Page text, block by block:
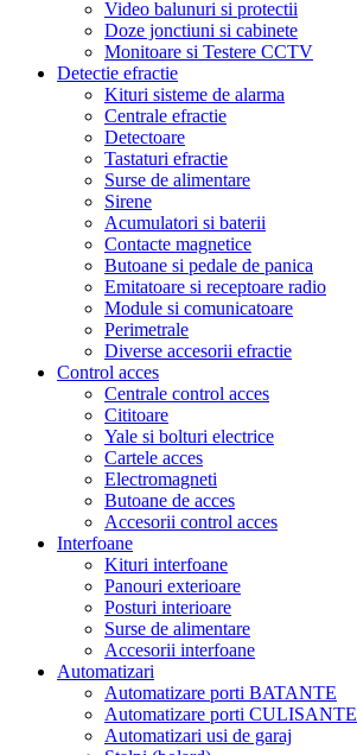
Video balunuri si protectii
Doze jonctiuni si cabinete
Monitoare si Testere CCTV
Detectie efractie
Kituri sisteme de alarma
Centrale efractie
Detectoare
Tastaturi efractie
Surse de alimentare
Sirene
Acumulatori si baterii
Contacte magnetice
Butoane si pedale de panica
Emitatoare si receptoare radio
Module si comunicatoare
Perimetrale
Diverse accesorii efractie
Control acces
Centrale control acces
Cititoare
Yale si bolturi electrice
Cartele acces
Electromagneti
Butoane de acces
Accesorii control acces
Interfoane
Kituri interfoane
Panouri exterioare
Posturi interioare
Surse de alimentare
Accesorii interfoane
Automatizari
Automatizare porti BATANTE
Automatizare porti CULISANTE
Automatizari usi de garaj